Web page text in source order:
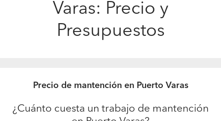
Varas: Precio y
Presupuestos
Precio de mantención en Puerto Varas
¿Cuánto cuesta un trabajo de mantención